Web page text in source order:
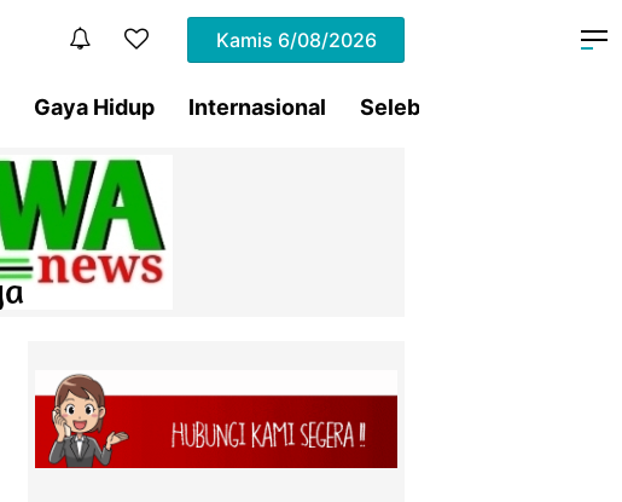
Kamis 6/08/2026
Gaya Hidup Internasional Selebritis